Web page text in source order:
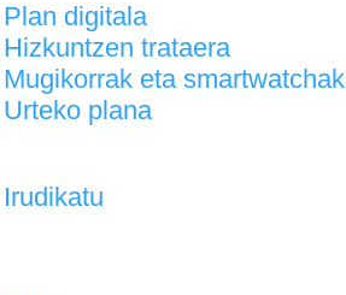
Plan digitala
Hizkuntzen trataera
Mugikorrak eta smartwatchak
Urteko plana
Irudikatu